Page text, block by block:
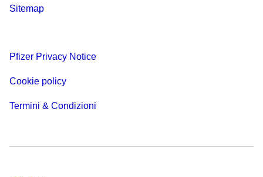
Sitemap
Pfizer Privacy Notice
Cookie policy
Termini & Condizioni